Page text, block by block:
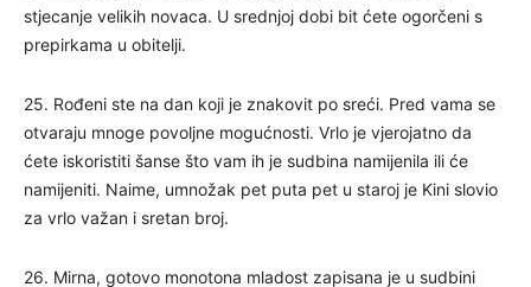
stjecanje velikih novaca. U srednjoj dobi bit ćete ogorčeni s
prepirkama u obitelji.
25. Rođeni ste na dan koji je znakovit po sreći. Pred vama se
otvaraju mnoge povoljne mogućnosti. Vrlo je vjerojatno da
ćete iskoristiti šanse što vam ih je sudbina namijenila ili će
namijeniti. Naime, umnožak pet puta pet u staroj je Kini slovio
za vrlo važan i sretan broj.
26. Mirna, gotovo monotona mladost zapisana je u sudbini